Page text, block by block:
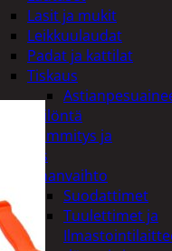
Lasit ja mukit
Leikkuulaudat
Padat ja kattilat
Tiskaus
Säilöntä
Kodin lämmitys ja
tuuletus
Ilmanvaihto
Suodattimet
Tuulettimet ja